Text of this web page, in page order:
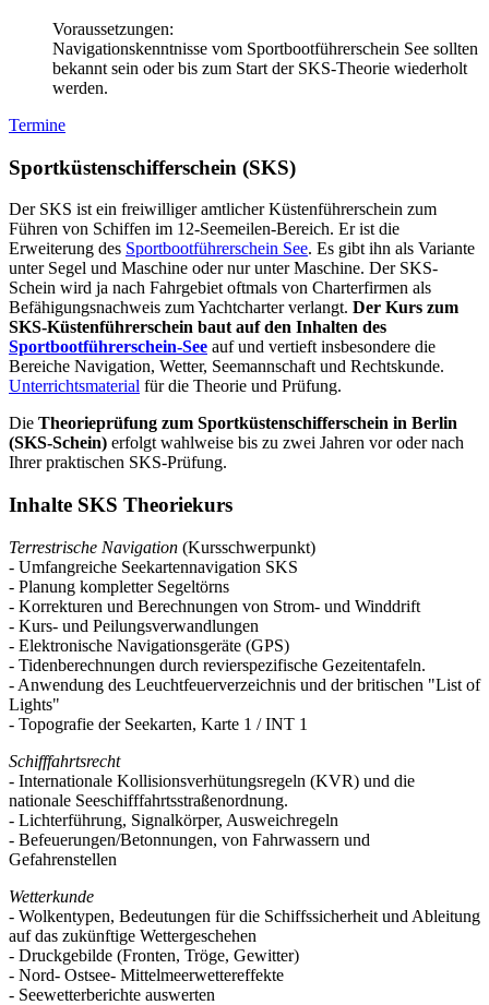
Voraussetzungen:
Navigationskenntnisse vom Sportbootführerschein See sollten
bekannt sein oder bis zum Start der SKS-Theorie wiederholt
werden.
Termine
Sportküstenschifferschein (SKS)
Der SKS ist ein freiwilliger amtlicher Küstenführerschein zum
Führen von Schiffen im 12-Seemeilen-Bereich. Er ist die
Erweiterung des Sportbootführerschein See. Es gibt ihn als Variante
unter Segel und Maschine oder nur unter Maschine. Der SKS-
Schein wird ja nach Fahrgebiet oftmals von Charterfirmen als
Befähigungsnachweis zum Yachtcharter verlangt. Der Kurs zum
SKS-Küstenführerschein baut auf den Inhalten des
Sportbootführerschein-See auf und vertieft insbesondere die
Bereiche Navigation, Wetter, Seemannschaft und Rechtskunde.
Unterrichtsmaterial für die Theorie und Prüfung.
Die Theorieprüfung zum Sportküstenschifferschein in Berlin
(SKS-Schein) erfolgt wahlweise bis zu zwei Jahren vor oder nach
Ihrer praktischen SKS-Prüfung.
Inhalte SKS Theoriekurs
Terrestrische Navigation (Kursschwerpunkt)
- Umfangreiche Seekartennavigation SKS
- Planung kompletter Segeltörns
- Korrekturen und Berechnungen von Strom- und Winddrift
- Kurs- und Peilungsverwandlungen
- Elektronische Navigationsgeräte (GPS)
- Tidenberechnungen durch revierspezifische Gezeitentafeln.
- Anwendung des Leuchtfeuerverzeichnis und der britischen "List of
Lights"
- Topografie der Seekarten, Karte 1 / INT 1
Schifffahrtsrecht
- Internationale Kollisionsverhütungsregeln (KVR) und die
nationale Seeschifffahrtsstraßenordnung.
- Lichterführung, Signalkörper, Ausweichregeln
- Befeuerungen/Betonnungen, von Fahrwassern und
Gefahrenstellen
Wetterkunde
- Wolkentypen, Bedeutungen für die Schiffssicherheit und Ableitung
auf das zukünftige Wettergeschehen
- Druckgebilde (Fronten, Tröge, Gewitter)
- Nord- Ostsee- Mittelmeerwettereffekte
- Seewetterberichte auswerten